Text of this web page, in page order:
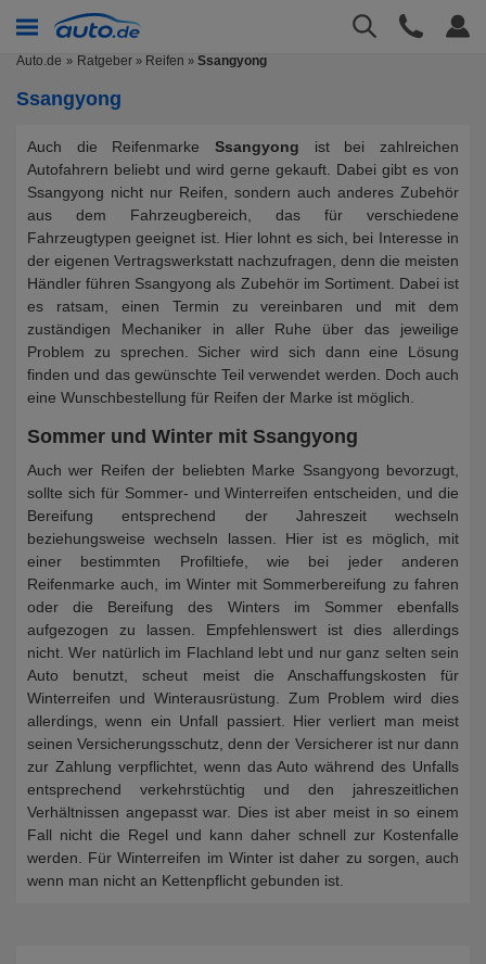
Auto.de Ratgeber » Reifen » Ssangyong
Ssangyong
Auch die Reifenmarke Ssangyong ist bei zahlreichen
Autofahrern beliebt und wird gerne gekauft. Dabei gibt es von
Ssangyong nicht nur Reifen, sondern auch anderes Zubehör
aus dem Fahrzeugbereich, das für verschiedene
Fahrzeugtypen geeignet ist. Hier lohnt es sich, bei Interesse in
der eigenen Vertragswerkstatt nachzufragen, denn die meisten
Händler führen Ssangyong als Zubehör im Sortiment. Dabei ist
es ratsam, einen Termin zu vereinbaren und mit dem
zuständigen Mechaniker in aller Ruhe über das jeweilige
Problem zu sprechen. Sicher wird sich dann eine Lösung
finden und das gewünschte Teil verwendet werden. Doch auch
eine Wunschbestellung für Reifen der Marke ist möglich.
Sommer und Winter mit Ssangyong
Auch wer Reifen der beliebten Marke Ssangyong bevorzugt,
sollte sich für Sommer- und Winterreifen entscheiden, und die
Bereifung entsprechend der Jahreszeit wechseln
beziehungsweise wechseln lassen. Hier ist es möglich, mit
einer bestimmten Profiltiefe, wie bei jeder anderen
Reifenmarke auch, im Winter mit Sommerbereifung zu fahren
oder die Bereifung des Winters im Sommer ebenfalls
aufgezogen zu lassen. Empfehlenswert ist dies allerdings
nicht. Wer natürlich im Flachland lebt und nur ganz selten sein
Auto benutzt, scheut meist die Anschaffungskosten für
Winterreifen und Winterausrüstung. Zum Problem wird dies
allerdings, wenn ein Unfall passiert. Hier verliert man meist
seinen Versicherungsschutz, denn der Versicherer ist nur dann
zur Zahlung verpflichtet, wenn das Auto während des Unfalls
entsprechend verkehrstüchtig und den jahreszeitlichen
Verhältnissen angepasst war. Dies ist aber meist in so einem
Fall nicht die Regel und kann daher schnell zur Kostenfalle
werden. Für Winterreifen im Winter ist daher zu sorgen, auch
wenn man nicht an Kettenpflicht gebunden ist.